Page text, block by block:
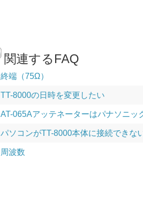
関連するFAQ
終端（75Ω）
TT-8000の日時を変更したい
AT-065Aアッテネーターはパナソニッ
パソコンがTT-8000本体に接続できな
周波数